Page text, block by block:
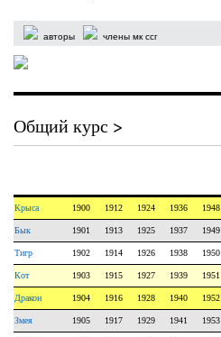
авторы члены мк ссг
Общий курс >
Крыса 1900 1912 1924 1936 1948
Бык 1901 1913 1925 1937 1949
Тигр 1902 1914 1926 1938 1950
Кот 1903 1915 1927 1939 1951
Дракон 1904 1916 1928 1940 1952
Змея 1905 1917 1929 1941 1953